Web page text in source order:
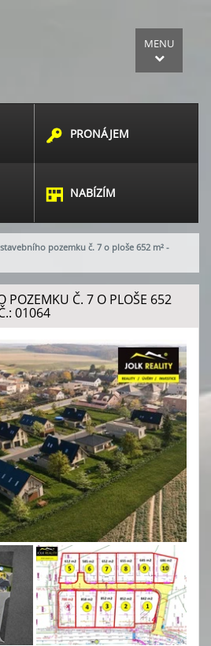
MENU
PRONÁJEM
NABÍZÍM
pozemku č. 7 o ploše 652 m² -
POZEMKU Č. 7 O PLOŠE 652
01064